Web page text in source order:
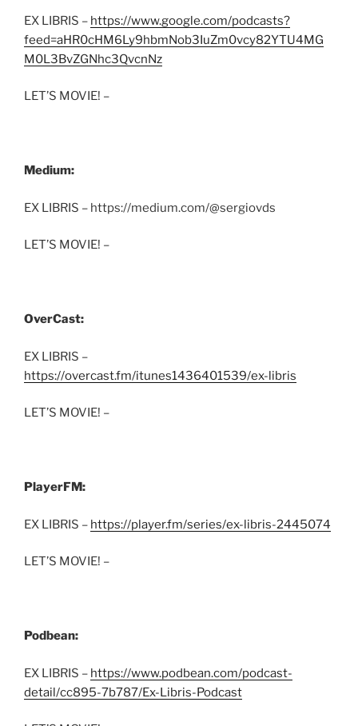
EX LIBRIS – https://www.google.com/podcasts?
feed=aHR0cHM6Ly9hbmNob3IuZm0vcy82YTU4MG
M0L3BvZGNhc3QvcnNz
LET’S MOVIE! –
Medium:
EX LIBRIS – https://medium.com/@sergiovds
LET’S MOVIE! –
OverCast:
EX LIBRIS –
https://overcast.fm/itunes1436401539/ex-libris
LET’S MOVIE! –
PlayerFM:
EX LIBRIS – https://player.fm/series/ex-libris-2445074
LET’S MOVIE! –
Podbean:
EX LIBRIS – https://www.podbean.com/podcast-
detail/cc895-7b787/Ex-Libris-Podcast